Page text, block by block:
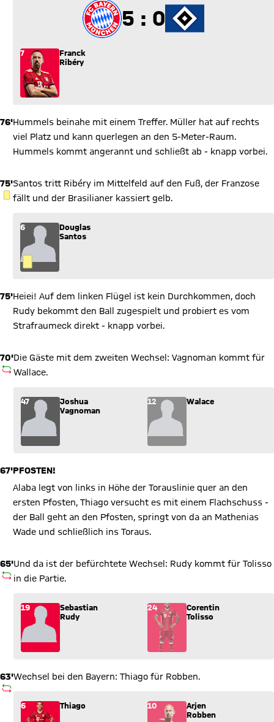
5 zu 0
5 : 0
7
Franck
Ribéry
76'Hummels beinahe mit einem Treffer. Müller hat auf rechts
viel Platz und kann querlegen an den 5-Meter-Raum.
Hummels kommt angerannt und schließt ab - knapp vorbei.
75'
GELBE KARTE
Santos tritt Ribéry im Mittelfeld auf den Fuß, der Franzose
fällt und der Brasilianer kassiert gelb.
6
Douglas
Santos
75'Heiei! Auf dem linken Flügel ist kein Durchkommen, doch
Rudy bekommt den Ball zugespielt und probiert es vom
Strafraumeck direkt - knapp vorbei.
70'
AUSWECHSLUNG
Die Gäste mit dem zweiten Wechsel: Vagnoman kommt für
Wallace.
Wechsel: Joshua Vagnoman (47) kommt für Walace (12) ins
47
Joshua
Vagnoman
12 Walace
67'PFOSTEN!
Alaba legt von links in Höhe der Torauslinie quer an den
ersten Pfosten, Thiago versucht es mit einem Flachschuss -
der Ball geht an den Pfosten, springt von da an Mathenias
Wade und schließlich ins Toraus.
65'
AUSWECHSLUNG
Und da ist der befürchtete Wechsel: Rudy kommt für Tolisso
in die Partie.
Wechsel: Sebastian Rudy (19) kommt für Corentin Tolisso
19
Sebastian
Rudy
24
Corentin
Tolisso
63'
AUSWECHSLUNG
Wechsel bei den Bayern: Thiago für Robben.
Wechsel: Thiago (6) kommt für Arjen Robben (10) ins Spiel.
6 Thiago 10
Arjen
Robben